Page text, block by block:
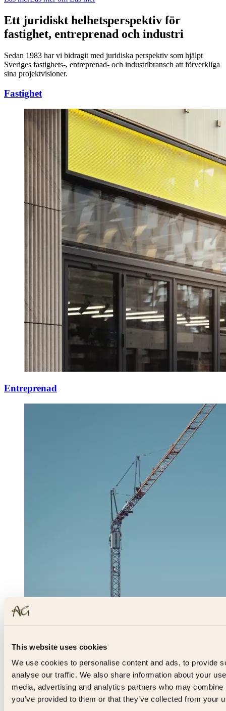
This website uses cookies
We use cookies to personalise content and ads, to provide
analyse our traffic. We also share information about your
media, advertising and analytics partners who may
you’ve provided to them or that they’ve collected from your
Ett juridiskt helhetsperspektiv för
fastighet, entreprenad och industri
Sedan 1983 har vi bidragit med juridiska perspektiv som hjälpt
Sveriges fastighets-, entreprenad- och industribransch att förverkliga
sina projektvisioner.
Fastighet
Entreprenad
Industri